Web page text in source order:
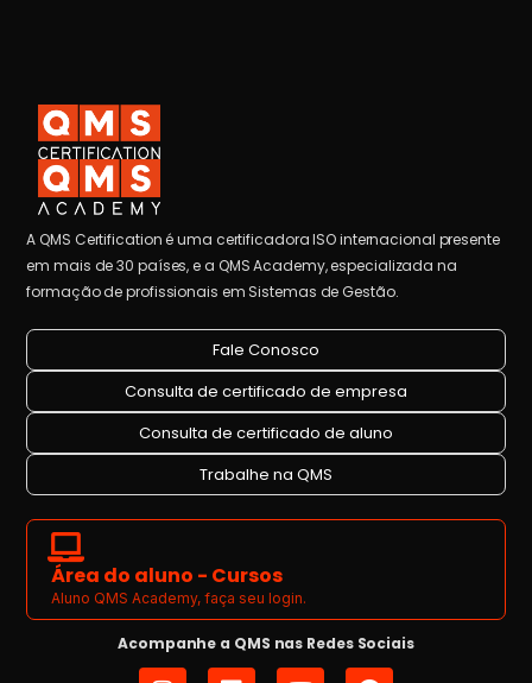
A QMS Certification é uma certificadora ISO internacional presente
em mais de 30 países, e a QMS Academy, especializada na
formação de profissionais em Sistemas de Gestão.
Fale Conosco
Consulta de certificado de empresa
Consulta de certificado de aluno
Trabalhe na QMS
Área do aluno - Cursos
Aluno QMS Academy, faça seu login.
Acompanhe a QMS nas Redes Sociais